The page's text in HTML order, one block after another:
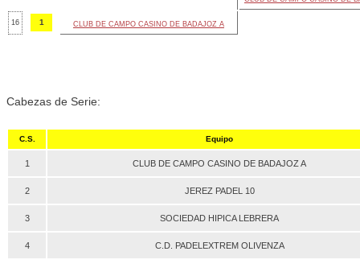
16 1 CLUB DE CAMPO CASINO DE BADAJOZ A
Cabezas de Serie:
C.S. Equipo
1 CLUB DE CAMPO CASINO DE BADAJOZ A
2 JEREZ PADEL 10
3 SOCIEDAD HIPICA LEBRERA
4 C.D. PADELEXTREM OLIVENZA